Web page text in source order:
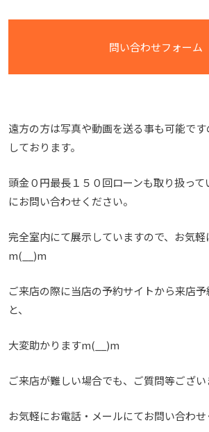
問い合わせフォーム
遠方の方は写真や動画を送る事も可能で
しております。
頭金０円最長１５０回ローンも取り扱っ
にお問い合わせください。
完全室内にて展示していますので、お気
m(__)m
ご来店の際に当店の予約サイトから来店
と、
大変助かりますm(__)m
ご来店が難しい場合でも、ご質問等ござい
お気軽にお電話・メールにてお問い合わせ